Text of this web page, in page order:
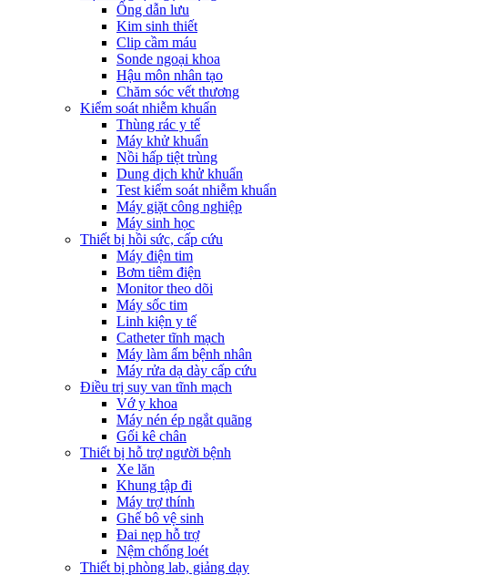
Ống dẫn lưu
Kim sinh thiết
Clip cầm máu
Sonde ngoại khoa
Hậu môn nhân tạo
Chăm sóc vết thương
Kiểm soát nhiễm khuẩn
Thùng rác y tế
Máy khử khuẩn
Nồi hấp tiệt trùng
Dung dịch khử khuẩn
Test kiểm soát nhiễm khuẩn
Máy giặt công nghiệp
Máy sinh học
Thiết bị hồi sức, cấp cứu
Máy điện tim
Bơm tiêm điện
Monitor theo dõi
Máy sốc tim
Linh kiện y tế
Catheter tĩnh mạch
Máy làm ấm bệnh nhân
Máy rửa dạ dày cấp cứu
Điều trị suy van tĩnh mạch
Vớ y khoa
Máy nén ép ngắt quãng
Gối kê chân
Thiết bị hỗ trợ người bệnh
Xe lăn
Khung tập đi
Máy trợ thính
Ghế bô vệ sinh
Đai nẹp hỗ trợ
Nệm chống loét
Thiết bị phòng lab, giảng dạy